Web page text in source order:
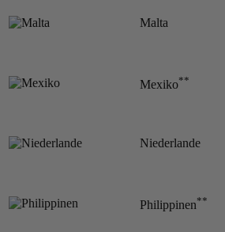
Malta
Mexiko**
Niederlande
Philippinen**